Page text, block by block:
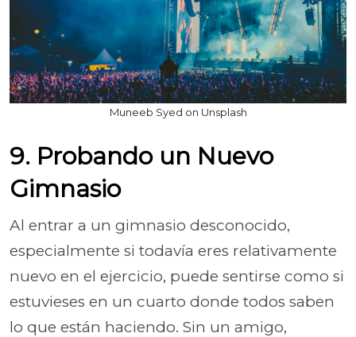
Muneeb Syed on Unsplash
9. Probando un Nuevo
Gimnasio
Al entrar a un gimnasio desconocido,
especialmente si todavía eres relativamente
nuevo en el ejercicio, puede sentirse como si
estuvieses en un cuarto donde todos saben
lo que están haciendo. Sin un amigo,